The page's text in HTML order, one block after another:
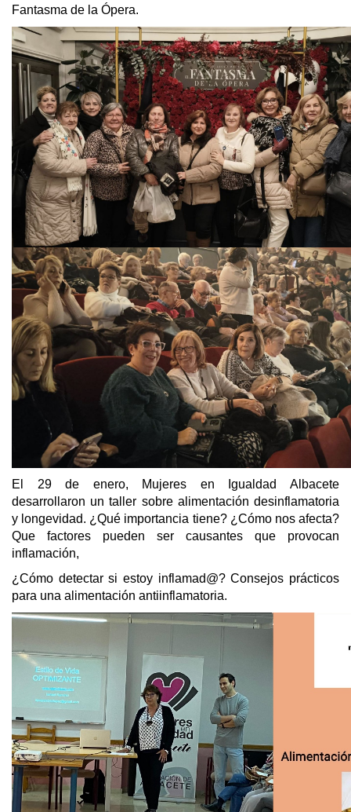
Fantasma de la Ópera.
El 29 de enero, Mujeres en Igualdad Albacete
desarrollaron un taller sobre alimentación desinflamatoria
y longevidad. ¿Qué importancia tiene? ¿Cómo nos afecta?
Que factores pueden ser causantes que provocan
inflamación,
¿Cómo detectar si estoy inflamad@?Consejos prácticos
para una alimentación antiinflamatoria.